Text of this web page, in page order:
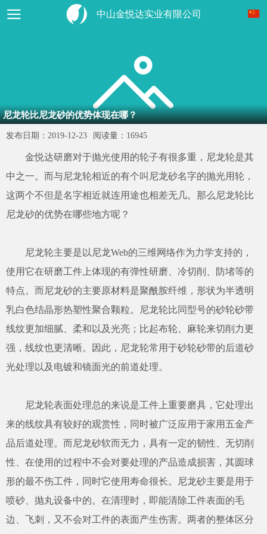
中山金悦达实业有限公司
尼龙轮比尼龙砂的优势体现在哪？
发布日期： 2019-12-23 阅读量： 16945
金悦达研磨对于抛光使用的轮子有很多重，尼龙轮是其
中之一。而与尼龙轮相近的有个叫尼龙砂名字的抛光用轮，
这两个不但是名字相近就连用途也相差无几。那么尼龙轮比
尼龙砂的优势在哪些地方呢？
尼龙轮主要是以尼龙Web的三维网络作为力学支持的，
使用它在研磨工件上体现的有弹性研磨、冷切削、防堵等的
特点。而尼龙砂的主要原材料是聚酰胺纤维，形状为半透明
乳白色结晶形热塑性聚合颗粒。尼龙轮比同型号的砂轮砂带
线纹更加细腻、柔和以及光亮；比起布轮、麻轮来切削力更
强，线纹也更清晰。因此，尼龙轮常用于砂轮砂带的后道砂
光处理以及电镀和镜面光的前道处理。
尼龙轮表面处理总的来说是工件上重要磨具，它处理出
来的线纹具有较好的观赏性，同时被广泛应用于家用五金产
品后道处理。而尼龙砂软而无力，具有一定的韧性、无切削
性、在使用的过程中不会对要处理的产品造成损害，其圆球
形的最不伤工件，同时它使用寿命很长。尼龙砂主要是用于
喷砂、抛丸设备中的。在清理时，即能清除工件表面的毛
边、飞刺，又不会对工件的表面产生伤害。两者的整体区分